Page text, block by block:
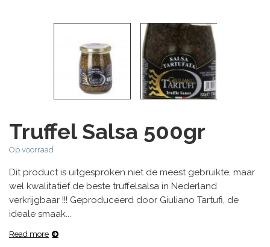
Truffel Salsa 500gr
Op voorraad
Dit product is uitgesproken niet de meest gebruikte, maar
wel kwalitatief de beste truffelsalsa in Nederland
verkrijgbaar !!! Geproduceerd door Giuliano Tartufi, de
ideale smaak...
Read more